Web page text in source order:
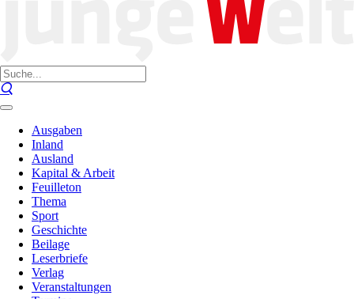
Ausgaben
Inland
Ausland
Kapital & Arbeit
Feuilleton
Thema
Sport
Geschichte
Beilage
Leserbriefe
Verlag
Veranstaltungen